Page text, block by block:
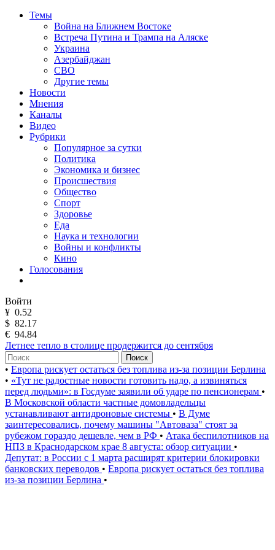
Темы
Война на Ближнем Востоке
Встреча Путина и Трампа на Аляске
Украина
Азербайджан
СВО
Другие темы
Новости
Мнения
Каналы
Видео
Рубрики
Популярное за сутки
Политика
Экономика и бизнес
Происшествия
Общество
Спорт
Здоровье
Еда
Наука и технологии
Войны и конфликты
Кино
Голосования
Войти
¥ 0.52
$ 82.17
€ 94.84
Летнее тепло в столице продержится до сентября
Поиск
• Европа рискует остаться без топлива из-за позиции Берлина
• «Тут не радостные новости готовить надо, а извиняться
перед людьми»: в Госдуме заявили об ударе по пенсионерам •
В Московской области частные домовладельцы
устанавливают антидроновые системы • В Думе
заинтересовались, почему машины "Автоваза" стоят за
рубежом гораздо дешевле, чем в РФ • Атака беспилотников на
НПЗ в Краснодарском крае 8 августа: обзор ситуации •
Депутат: в России с 1 марта расширят критерии блокировки
банковских переводов • Европа рискует остаться без топлива
из-за позиции Берлина •